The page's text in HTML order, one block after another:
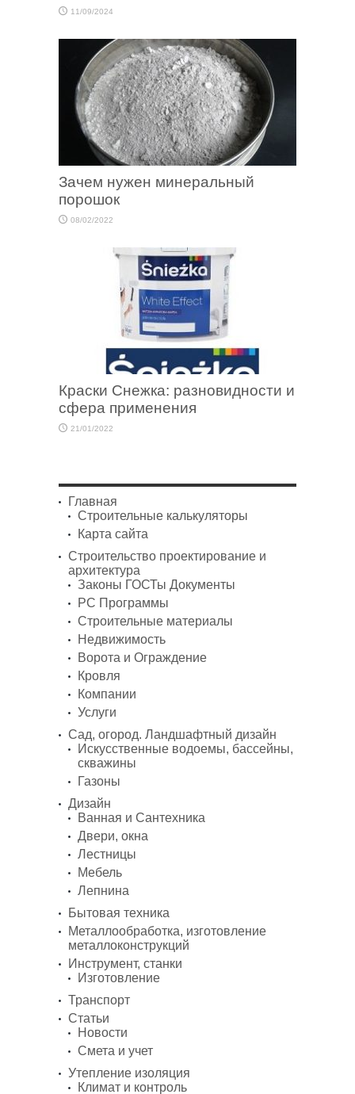
11/09/2024
Зачем нужен минеральный
порошок
08/02/2022
Краски Снежка: разновидности и
сфера применения
21/01/2022
Главная
Строительные калькуляторы
Карта сайта
Строительство проектирование и
архитектура
Законы ГОСТы Документы
PC Программы
Строительные материалы
Недвижимость
Ворота и Ограждение
Кровля
Компании
Услуги
Сад, огород. Ландшафтный дизайн
Искусственные водоемы, бассейны,
скважины
Газоны
Дизайн
Ванная и Сантехника
Двери, окна
Лестницы
Мебель
Лепнина
Бытовая техника
Металлообработка, изготовление
металлоконструкций
Инструмент, станки
Изготовление
Транспорт
Статьи
Новости
Смета и учет
Утепление изоляция
Климат и контроль